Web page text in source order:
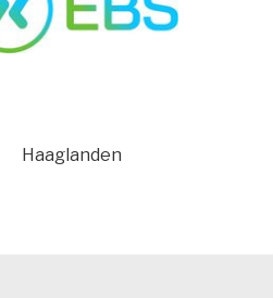
Haaglanden